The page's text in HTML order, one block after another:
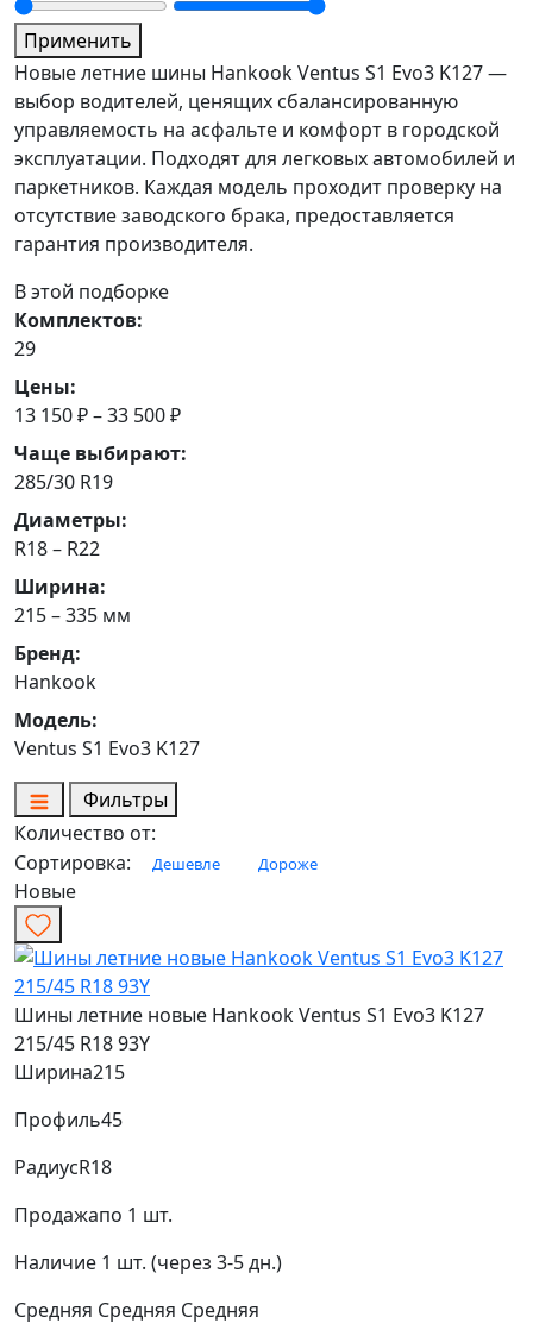
Применить
Новые летние шины Hankook Ventus S1 Evo3 K127 —
выбор водителей, ценящих сбалансированную
управляемость на асфальте и комфорт в городской
эксплуатации. Подходят для легковых автомобилей и
паркетников. Каждая модель проходит проверку на
отсутствие заводского брака, предоставляется
гарантия производителя.
В этой подборке
Комплектов:
29
Цены:
13 150 ₽ – 33 500 ₽
Чаще выбирают:
285/30 R19
Диаметры:
R18 – R22
Ширина:
215 – 335 мм
Бренд:
Hankook
Модель:
Ventus S1 Evo3 K127
Фильтры
Количество от:
Сортировка:
Дешевле Дороже
Новые
Шины летние новые Hankook Ventus S1 Evo3 K127
215/45 R18 93Y
Ширина215
Профиль45
РадиусR18
Продажапо 1 шт.
Наличие 1 шт. (через 3-5 дн.)
Средняя Средняя Средняя